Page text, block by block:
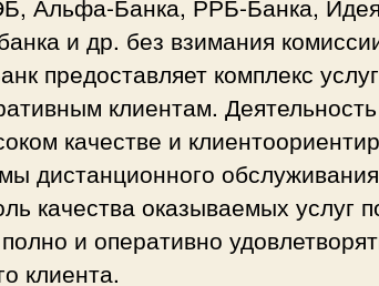
и др. без взимания
предоставляет комплекс
клиентам.
качестве и
дистанционного
качества оказываемых услуг
и оперативно
клиента.